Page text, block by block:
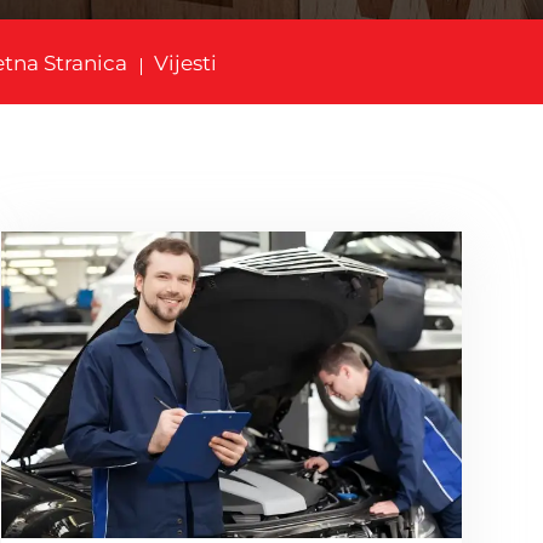
Stranica Vijesti